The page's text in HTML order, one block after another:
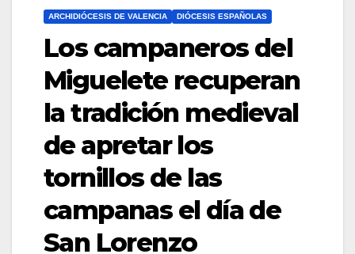
ARCHIDIÓCESIS DE VALENCIA DIÓCESIS ESPAÑOLAS
Los campaneros del
Miguelete recuperan
la tradición medieval
de apretar los
tornillos de las
campanas el día de
San Lorenzo